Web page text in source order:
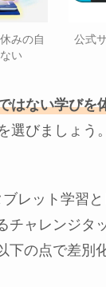
みの自
い
公式
はない学びを
選びましょう。
レット学習と
チャレンジタ
下の点で差別